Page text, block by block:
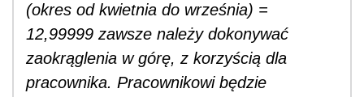
(okres od kwietnia do września) =
12,99999 zawsze należy dokonywać
zaokrąglenia w górę, z korzyścią dla
pracownika. Pracownikowi będzie